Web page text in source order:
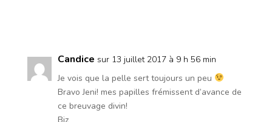
Candice sur 13 juillet 2017 à 9 h 56 min
Je vois que la pelle sert toujours un peu
Bravo Jeni! mes papilles frémissent d’avance de
ce breuvage divin!